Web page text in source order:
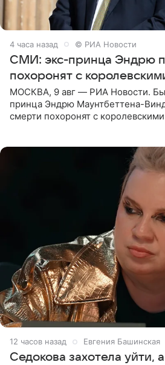
4 часа назад © РИА Новости
СМИ: экс-принца Эндрю
похоронят с
МОСКВА, 9 авг — РИА Новости.
принца Эндрю Маунтбеттена-
смерти похоронят с
12 часов назад Евгения Башинская
Седокова захотела уйти,